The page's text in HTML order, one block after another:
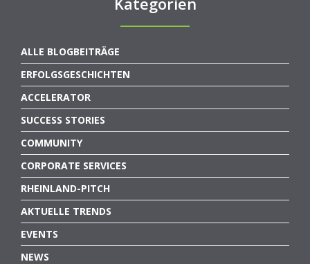
ALLE BLOGBEITRÄGE
ERFOLGSGESCHICHTEN
ACCELERATOR
SUCCESS STORIES
COMMUNITY
CORPORATE SERVICES
RHEINLAND-PITCH
AKTUELLE TRENDS
EVENTS
NEWS